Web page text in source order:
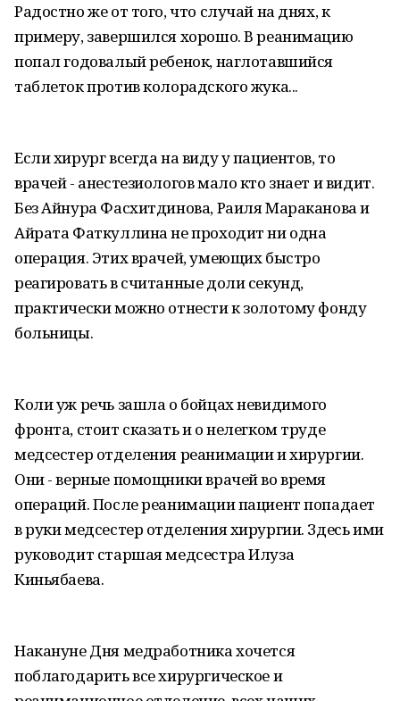
Радостно же от того, что случай на днях, к
примеру, завершился хорошо. В реанимацию
попал годовалый ребенок, наглотавшийся
таблеток против колорадского жука...
Если хирург всегда на виду у пациентов, то
врачей - анестезиологов мало кто знает и видит.
Без Айнура Фасхитдинова, Раиля Мараканова и
Айрата Фаткуллина не проходит ни одна
операция. Этих врачей, умеющих быстро
реагировать в считанные доли секунд,
практически можно отнести к золотому фонду
больницы.
Коли уж речь зашла о бойцах невидимого
фронта, стоит сказать и о нелегком труде
медсестер отделения реанимации и хирургии.
Они - верные помощники врачей во время
операций. После реанимации пациент попадает
в руки медсестер отделения хирургии. Здесь ими
руководит старшая медсестра Илуза
Киньябаева.
Накануне Дня медработника хочется
поблагодарить все хирургическое и